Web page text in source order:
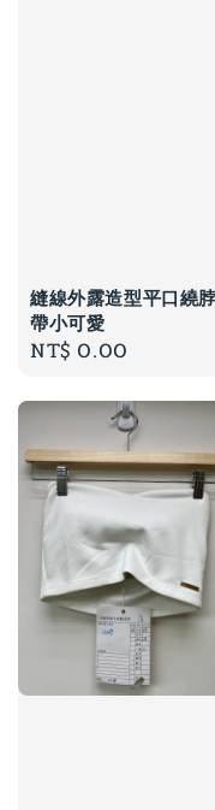
縫線外露造型平口繞
帶小可愛
Regular
NT$ 0.00